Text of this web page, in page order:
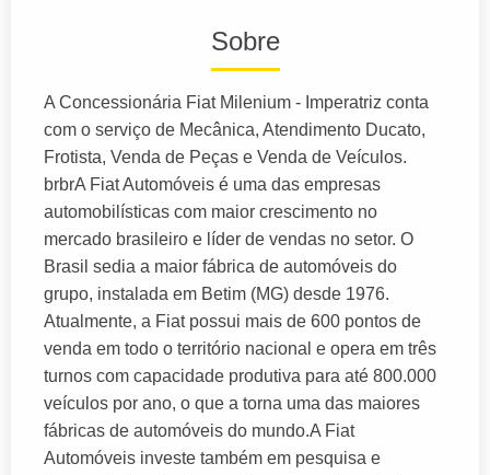
Sobre
A Concessionária Fiat Milenium - Imperatriz conta
com o serviço de Mecânica, Atendimento Ducato,
Frotista, Venda de Peças e Venda de Veículos.
brbrA Fiat Automóveis é uma das empresas
automobilísticas com maior crescimento no
mercado brasileiro e líder de vendas no setor. O
Brasil sedia a maior fábrica de automóveis do
grupo, instalada em Betim (MG) desde 1976.
Atualmente, a Fiat possui mais de 600 pontos de
venda em todo o território nacional e opera em três
turnos com capacidade produtiva para até 800.000
veículos por ano, o que a torna uma das maiores
fábricas de automóveis do mundo.A Fiat
Automóveis investe também em pesquisa e